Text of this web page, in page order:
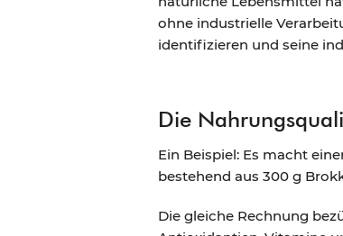
ohne industrielle
identifizieren und seine
Die
Ein Beispiel: Es macht
bestehend aus 300 g
Die gleiche Rechnung